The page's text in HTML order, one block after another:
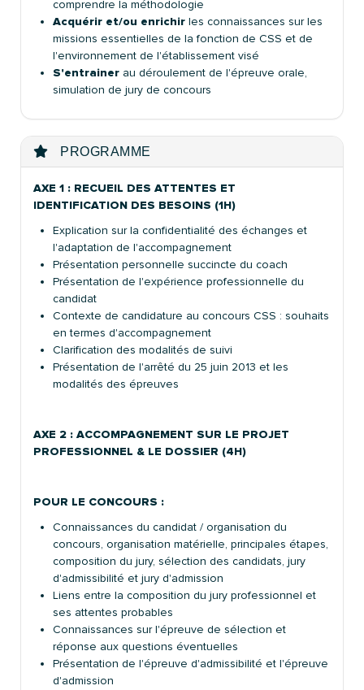
comprendre la méthodologie
Acquérir et/ou enrichir les connaissances sur les
missions essentielles de la fonction de CSS et de
l'environnement de l'établissement visé
S'entrainer au déroulement de l'épreuve orale,
simulation de jury de concours
PROGRAMME
AXE 1 : RECUEIL DES ATTENTES ET
IDENTIFICATION DES BESOINS (1H)
Explication sur la confidentialité des échanges et
l'adaptation de l'accompagnement
Présentation personnelle succincte du coach
Présentation de l'expérience professionnelle du
candidat
Contexte de candidature au concours CSS : souhaits
en termes d'accompagnement
Clarification des modalités de suivi
Présentation de l'arrêté du 25 juin 2013 et les
modalités des épreuves
AXE 2 : ACCOMPAGNEMENT SUR LE PROJET
PROFESSIONNEL & LE DOSSIER (4H)
POUR LE CONCOURS :
Connaissances du candidat / organisation du
concours, organisation matérielle, principales étapes,
composition du jury, sélection des candidats, jury
d'admissibilité et jury d'admission
Liens entre la composition du jury professionnel et
ses attentes probables
Connaissances sur l'épreuve de sélection et
réponse aux questions éventuelles
Présentation de l'épreuve d'admissibilité et l'épreuve
d'admission